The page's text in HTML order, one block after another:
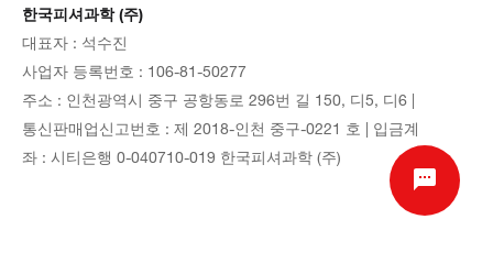
한국피셔과학 (주)
대표자 : 석수진
사업자 등록번호 : 106-81-50277
주소 : 인천광역시 중구 공항동로 296번 길 150, 디5, 디6 |
통신판매업신고번호 : 제 2018-인천 중구-0221 호 | 입금계
좌 : 시티은행 0-040710-019 한국피셔과학 (주)